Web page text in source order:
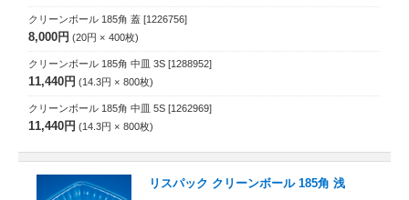
クリーンボール 185角 蓋 [1226756]
8,000円 20円 400枚
クリーンボール 185角 中皿 3S [1288952]
11,440円 14.3円 800枚
クリーンボール 185角 中皿 5S [1262969]
11,440円 14.3円 800枚
リスパック クリーンボール 185角 浅